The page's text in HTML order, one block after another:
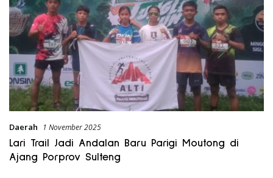
Daerah 1 November 2025
Lari Trail Jadi Andalan Baru Parigi Moutong di
Ajang Porprov Sulteng